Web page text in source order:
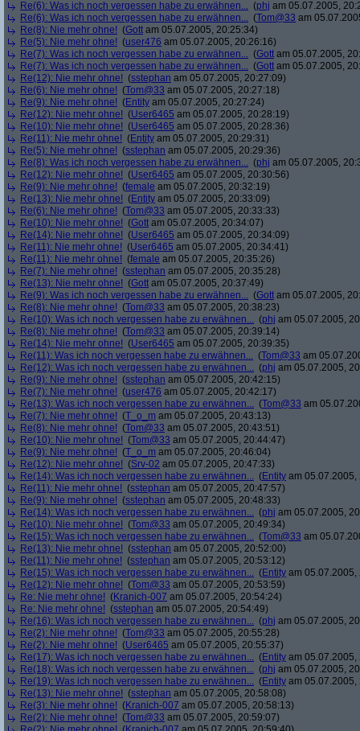
Re(6): Was ich noch vergessen habe zu erwähnen... (phj am 05.07.2005,
Re(6): Was ich noch vergessen habe zu erwähnen... (Tom@33 am
Re(8): Nie mehr ohne! (Gott am 05.07.2005, 20:25:34)
Re(5): Nie mehr ohne! (user476 am 05.07.2005, 20:26:16)
Re(7): Was ich noch vergessen habe zu erwähnen... (Gott am 05.07.2005,
Re(7): Was ich noch vergessen habe zu erwähnen... (Gott am 05.07.2005,
Re(12): Nie mehr ohne! (sstephan am 05.07.2005, 20:27:09)
Re(6): Nie mehr ohne! (Tom@33 am 05.07.2005, 20:27:18)
Re(9): Nie mehr ohne! (Entity am 05.07.2005, 20:27:24)
Re(12): Nie mehr ohne! (User6465 am 05.07.2005, 20:28:19)
Re(10): Nie mehr ohne! (User6465 am 05.07.2005, 20:28:36)
Re(11): Nie mehr ohne! (Entity am 05.07.2005, 20:29:31)
Re(5): Nie mehr ohne! (sstephan am 05.07.2005, 20:29:36)
Re(8): Was ich noch vergessen habe zu erwähnen... (phj am 05.07.2005,
Re(12): Nie mehr ohne! (User6465 am 05.07.2005, 20:30:56)
Re(9): Nie mehr ohne! (female am 05.07.2005, 20:32:19)
Re(13): Nie mehr ohne! (Entity am 05.07.2005, 20:33:09)
Re(6): Nie mehr ohne! (Tom@33 am 05.07.2005, 20:33:33)
Re(10): Nie mehr ohne! (Gott am 05.07.2005, 20:34:07)
Re(14): Nie mehr ohne! (User6465 am 05.07.2005, 20:34:09)
Re(11): Nie mehr ohne! (User6465 am 05.07.2005, 20:34:41)
Re(11): Nie mehr ohne! (female am 05.07.2005, 20:35:26)
Re(7): Nie mehr ohne! (sstephan am 05.07.2005, 20:35:28)
Re(13): Nie mehr ohne! (Gott am 05.07.2005, 20:37:49)
Re(9): Was ich noch vergessen habe zu erwähnen... (Gott am 05.07.2005,
Re(8): Nie mehr ohne! (Tom@33 am 05.07.2005, 20:38:23)
Re(10): Was ich noch vergessen habe zu erwähnen... (phj am 05.07.2005,
Re(8): Nie mehr ohne! (Tom@33 am 05.07.2005, 20:39:14)
Re(14): Nie mehr ohne! (User6465 am 05.07.2005, 20:39:35)
Re(11): Was ich noch vergessen habe zu erwähnen... (Tom@33 am
Re(12): Was ich noch vergessen habe zu erwähnen... (phj am 05.07.2005,
Re(9): Nie mehr ohne! (sstephan am 05.07.2005, 20:42:15)
Re(7): Nie mehr ohne! (user476 am 05.07.2005, 20:42:17)
Re(13): Was ich noch vergessen habe zu erwähnen... (Tom@33 am
Re(7): Nie mehr ohne! (T_o_m am 05.07.2005, 20:43:13)
Re(8): Nie mehr ohne! (Tom@33 am 05.07.2005, 20:43:51)
Re(10): Nie mehr ohne! (Tom@33 am 05.07.2005, 20:44:47)
Re(9): Nie mehr ohne! (T_o_m am 05.07.2005, 20:46:04)
Re(12): Nie mehr ohne! (Srv-02 am 05.07.2005, 20:47:33)
Re(14): Was ich noch vergessen habe zu erwähnen... (Entity am 05.07.2005,
Re(11): Nie mehr ohne! (sstephan am 05.07.2005, 20:47:57)
Re(9): Nie mehr ohne! (sstephan am 05.07.2005, 20:48:33)
Re(14): Was ich noch vergessen habe zu erwähnen... (phj am 05.07.2005,
Re(10): Nie mehr ohne! (Tom@33 am 05.07.2005, 20:49:34)
Re(15): Was ich noch vergessen habe zu erwähnen... (Tom@33 am
Re(13): Nie mehr ohne! (sstephan am 05.07.2005, 20:52:00)
Re(11): Nie mehr ohne! (sstephan am 05.07.2005, 20:53:12)
Re(15): Was ich noch vergessen habe zu erwähnen... (Entity am 05.07.2005,
Re(12): Nie mehr ohne! (Tom@33 am 05.07.2005, 20:53:59)
Re: Nie mehr ohne! (Kranich-007 am 05.07.2005, 20:54:24)
Re: Nie mehr ohne! (sstephan am 05.07.2005, 20:54:49)
Re(16): Was ich noch vergessen habe zu erwähnen... (phj am 05.07.2005,
Re(2): Nie mehr ohne! (Tom@33 am 05.07.2005, 20:55:28)
Re(2): Nie mehr ohne! (User6465 am 05.07.2005, 20:55:37)
Re(17): Was ich noch vergessen habe zu erwähnen... (Entity am 05.07.2005,
Re(18): Was ich noch vergessen habe zu erwähnen... (phj am 05.07.2005,
Re(19): Was ich noch vergessen habe zu erwähnen... (Entity am 05.07.2005,
Re(13): Nie mehr ohne! (sstephan am 05.07.2005, 20:58:08)
Re(3): Nie mehr ohne! (Kranich-007 am 05.07.2005, 20:58:13)
Re(2): Nie mehr ohne! (Tom@33 am 05.07.2005, 20:59:07)